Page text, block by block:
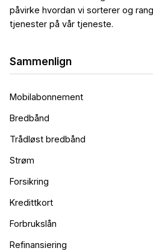
påvirke hvordan vi sorterer og
tjenester på vår tjeneste.
Sammenlign
Mobilabonnement
Bredbånd
Trådløst bredbånd
Strøm
Forsikring
Kredittkort
Forbrukslån
Refinansiering